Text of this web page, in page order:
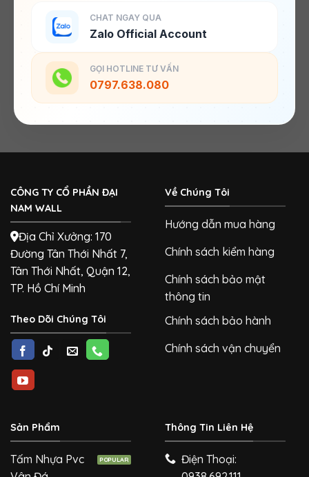
CHAT NGAY QUA
Zalo Official Account
GỌI HOTLINE TƯ VẤN
0797.638.080
CÔNG TY CỔ PHẦN ĐẠI
NAM WALL
Địa Chỉ Xưởng: 170
Đường Tân Thới Nhất 7,
Tân Thới Nhất, Quận 12,
TP. Hồ Chí Minh
Theo Dõi Chúng Tôi
Về Chúng Tôi
Hướng dẫn mua hàng
Chính sách kiểm hàng
Chính sách bảo mật
thông tin
Chính sách bảo hành
Chính sách vận chuyển
Sản Phẩm
Tấm Nhựa Pvc
Thông Tin Liên Hệ
Điện Thoại: